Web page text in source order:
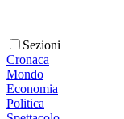
Sezioni
Cronaca
Mondo
Economia
Politica